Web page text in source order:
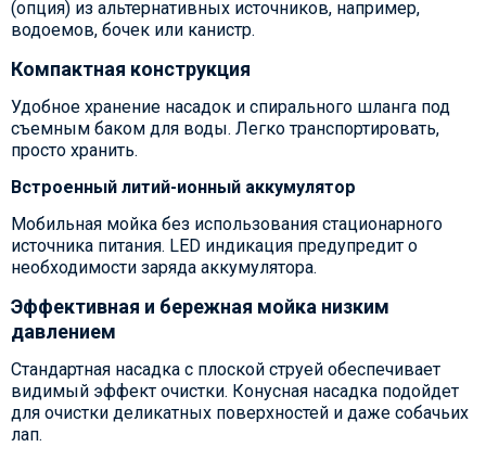
(опция) из альтернативных источников, например,
водоемов, бочек или канистр.
Компактная конструкция
Удобное хранение насадок и спирального шланга под
съемным баком для воды. Легко транспортировать,
просто хранить.
Встроенный литий-ионный аккумулятор
Мобильная мойка без использования стационарного
источника питания. LED индикация предупредит о
необходимости заряда аккумулятора.
Эффективная и бережная мойка низким
давлением
Стандартная насадка с плоской струей обеспечивает
видимый эффект очистки. Конусная насадка подойдет
для очистки деликатных поверхностей и даже собачьих
лап.